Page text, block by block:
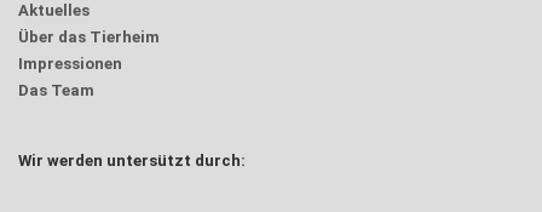
Aktuelles
Über das Tierheim
Impressionen
Das Team
Wir werden untersützt durch: